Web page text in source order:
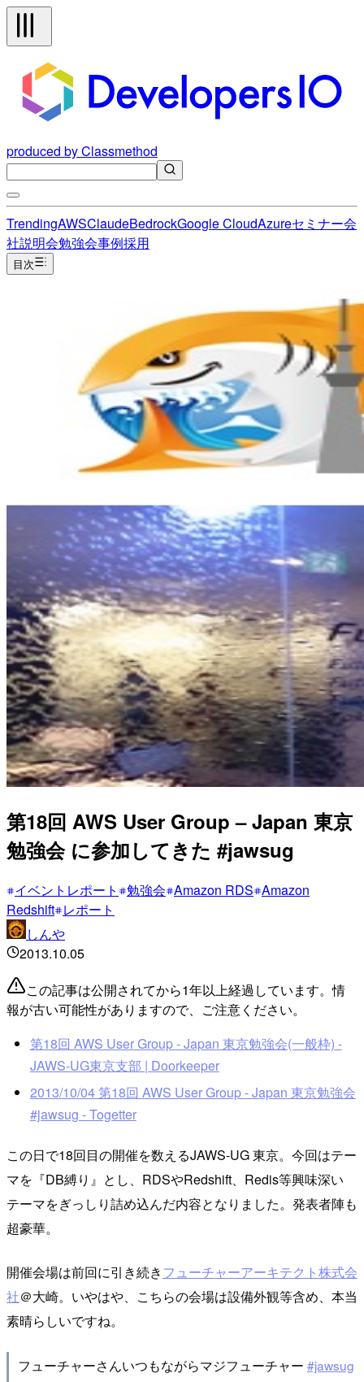
produced by Classmethod
TrendingAWSClaudeBedrockGoogle CloudAzureセミナー会
社説明会勉強会事例採用
目次
第18回 AWS User Group – Japan 東京
勉強会 に参加してきた #jawsug
イベントレポート 勉強会 Amazon RDS Amazon
Redshift レポート
しんや
2013.10.05
この記事は公開されてから1年以上経過しています。情
報が古い可能性がありますので、ご注意ください。
第18回 AWS User Group - Japan 東京勉強会(一般枠) -
JAWS-UG東京支部 | Doorkeeper
2013/10/04 第18回 AWS User Group - Japan 東京勉強会
#jawsug - Togetter
この日で18回目の開催を数えるJAWS-UG 東京。今回はテー
マを『DB縛り』とし、RDSやRedshift、Redis等興味深い
テーマをぎっしり詰め込んだ内容となりました。発表者陣も
超豪華。
開催会場は前回に引き続きフューチャーアーキテクト株式会
社＠大崎。いやはや、こちらの会場は設備外観等含め、本当
素晴らしいですね。
フューチャーさんいつもながらマジフューチャー #jawsug